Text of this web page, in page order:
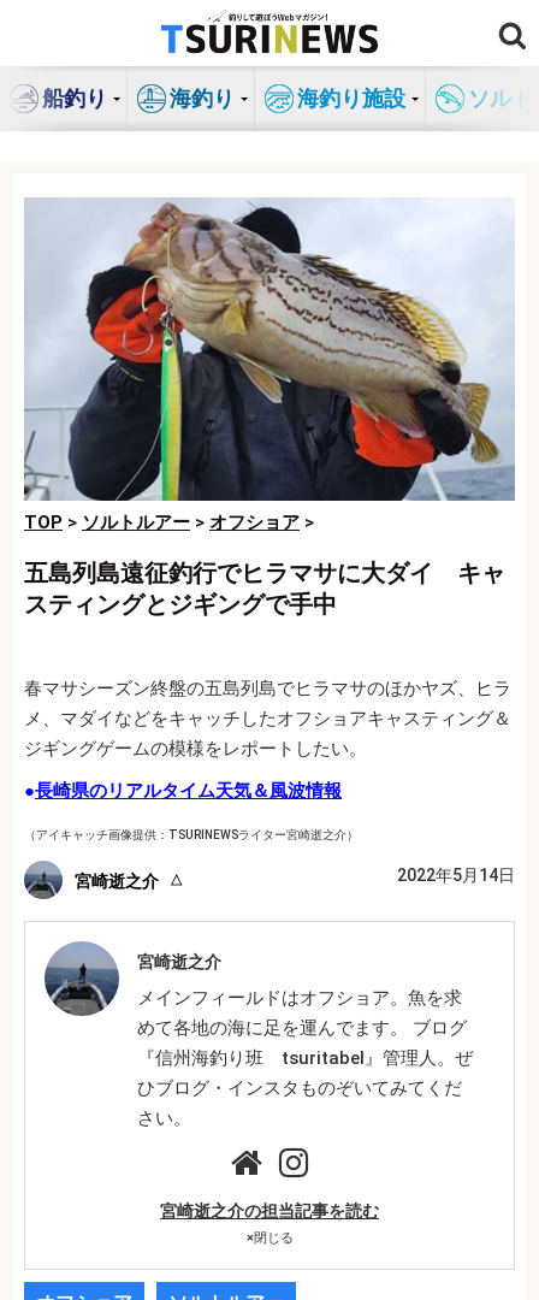
ン
船釣り 海釣り 海釣り施設 ソル
TOP > ソルトルアー > オフショア >
五島列島遠征釣行でヒラマサに大ダイ キャ
スティングとジギングで手中
春マサシーズン終盤の五島列島でヒラマサのほかヤズ、ヒラ
メ、マダイなどをキャッチしたオフショアキャスティング＆
ジギングゲームの模様をレポートしたい。
●長崎県のリアルタイム天気＆風波情報
（アイキャッチ画像提供：TSURINEWSライター宮崎逝之介）
宮崎逝之介 2022年5月14日
宮崎逝之介
メインフィールドはオフショア。魚を求
めて各地の海に足を運んでます。 ブログ
『信州海釣り班 tsuritabel』管理人。ぜ
ひブログ・インスタものぞいてみてくだ
さい。
宮崎逝之介の担当記事を読む
×閉じる